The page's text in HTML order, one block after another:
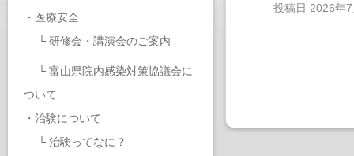
・ 医療安全
└ 研修会・講演会のご案内
└ 富山県院内感染対策協議会に
ついて
・ 治験について
└ 治験ってなに？
投稿日 2026年